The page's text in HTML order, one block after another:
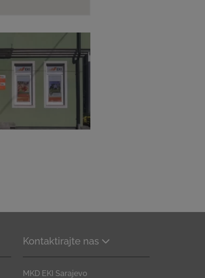
Kontaktirajte nas
MKD EKI Sarajevo